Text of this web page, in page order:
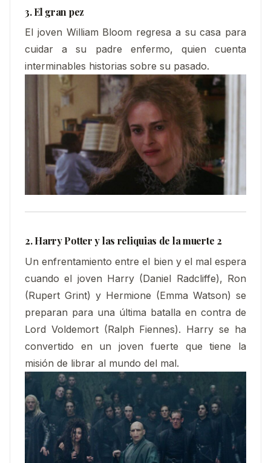
3. El gran pez
El joven William Bloom regresa a su casa para
cuidar a su padre enfermo, quien cuenta
interminables historias sobre su pasado.
2. Harry Potter y las reliquias de la muerte 2
Un enfrentamiento entre el bien y el mal espera
cuando el joven Harry (Daniel Radcliffe), Ron
(Rupert Grint) y Hermione (Emma Watson) se
preparan para una última batalla en contra de
Lord Voldemort (Ralph Fiennes). Harry se ha
convertido en un joven fuerte que tiene la
misión de librar al mundo del mal.